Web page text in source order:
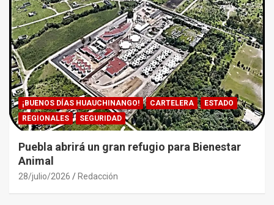
¡BUENOS DÍAS HUAUCHINANGO! CARTELERA
ESTADO
REGIONALES
SEGURIDAD
Puebla abrirá un gran refugio para Bienestar
Animal
28/julio/2026 Redacción